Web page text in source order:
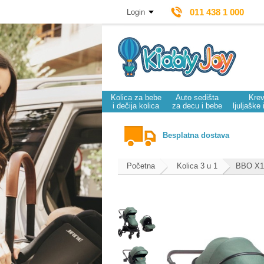
Login 011 438 1 000
Kolica za bebe
i dečija kolica
Auto sedišta
za decu i bebe
ljuljaške
Besplatna dostava
Početna Kolica 3 u 1 BBO